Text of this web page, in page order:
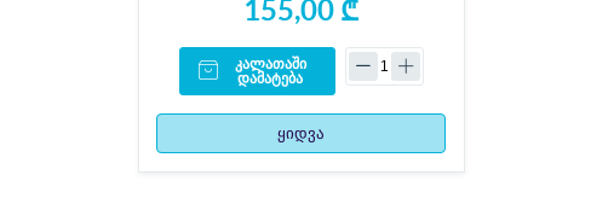
155,00 ₾
კალათაში
დამატება
ყიდვა